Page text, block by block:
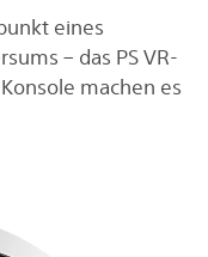
eines
– das PS VR-
machen es